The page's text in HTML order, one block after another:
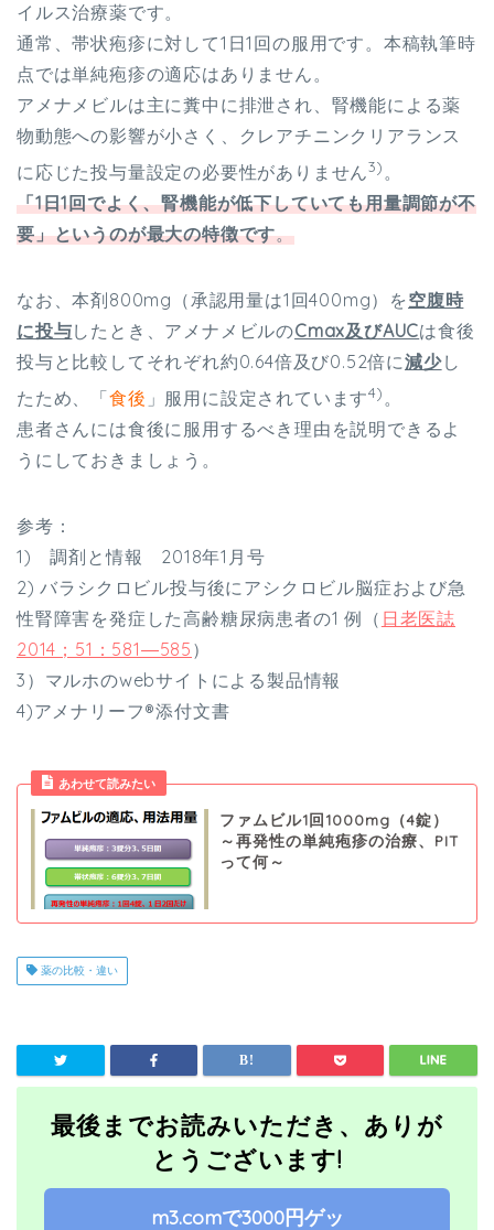
イルス治療薬です。
通常、帯状疱疹に対して1日1回の服用です。本稿執筆時
点では単純疱疹の適応はありません。
アメナメビルは主に糞中に排泄され、腎機能による薬
物動態への影響が小さく、クレアチニンクリアランス
に応じた投与量設定の必要性がありません3)。
「1日1回でよく、腎機能が低下していても用量調節が不
要」というのが最大の特徴です。
なお、本剤800mg（承認用量は1回400mg）を 空腹時
に投与したとき、アメナメビルのCmax及びAUCは食後
投与と比較してそれぞれ約0.64倍及び0.52倍に減少し
たため、「食後 」服用に設定されています4)。
患者さんには食後に服用するべき理由を説明できるよ
うにしておきましょう。
参考：
1) 調剤と情報 2018年1月号
2) バラシクロビル投与後にアシクロビル脳症および急
性腎障害を発症した高齢糖尿病患者の1 例（ 日老医誌
2014；51：581―585 ）
3）マルホのwebサイトによる製品情報
4)アメナリーフ®添付文書
あわせて読みたい
ファムビル1回1000mg（4錠）
～再発性の単純疱疹の治療、PIT
って何～
薬の比較・違い
最後までお読みいただき、ありが
とうございます!
m3.comで3000円ゲッ